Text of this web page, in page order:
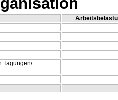
Tagungen/